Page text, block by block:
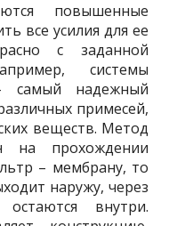
повышенные
все усилия для ее
с заданной
системы
самый надежный
примесей,
веществ. Метод
на прохождении
– мембрану, то
наружу, через
внутри.